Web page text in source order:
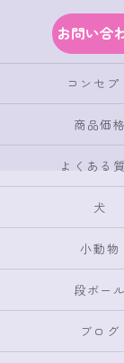
お問い合
コンセプ
商品価格
よくある
犬
小動物
段ボール
ブログ